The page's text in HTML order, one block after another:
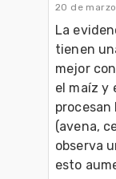
20 de
La
tienen
mejor
el maíz y
procesan
(avena,
observa
esto